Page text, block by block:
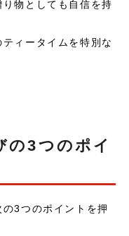
物としても自信を持
ィータイムを特別な
の3つのポイ
3つのポイントを押